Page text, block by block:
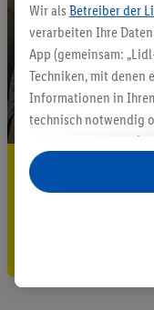
5.95 €
Wir als Betreiber der
verarbeiten Ihre
App (gemeinsam:
Techniken, mit denen
Informationen in
technisch notwendig
auch durch Partner (u.a.
Verantwortliche; im
insgesamt
Statistik-Erstellung